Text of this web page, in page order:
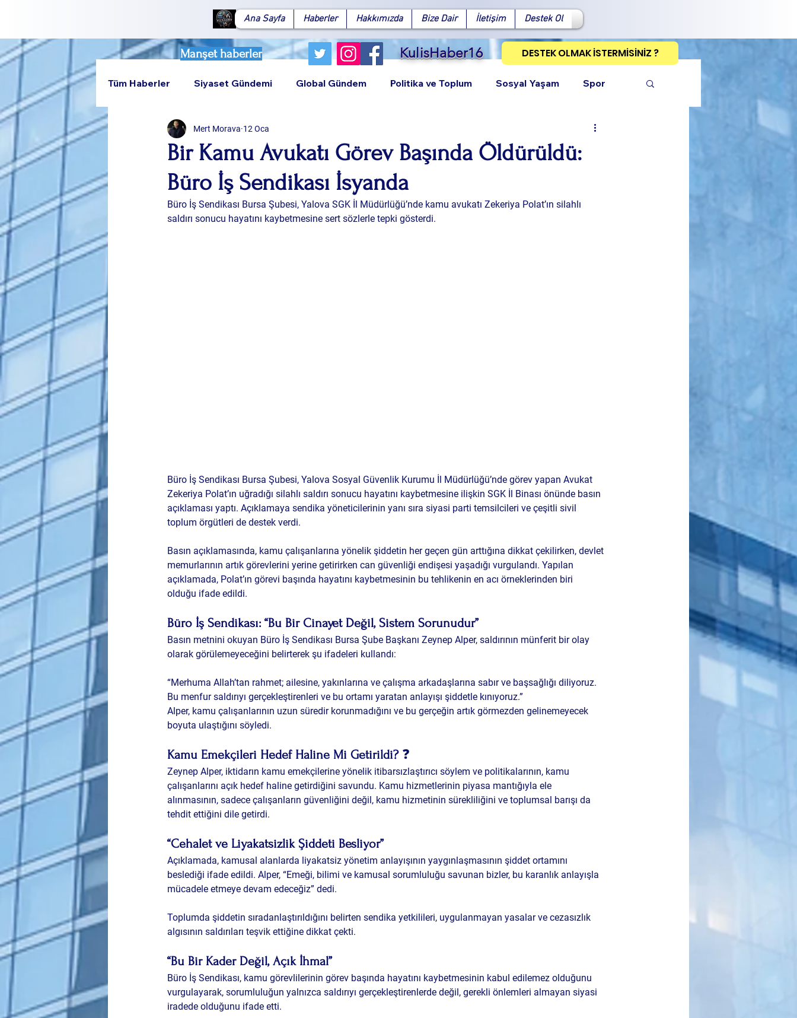
Ana Sayfa Haberler Hakkımızda Bize Dair İletişim Destek Ol
Manşet haberler KulisHaber16 DESTEK OLMAK İSTERMİSİNİZ ?
FacebookX (Twitter)
Tüm Haberler Siyaset Gündemi Global Gündem Politika ve Toplum Sosyal Yaşam Spor
Teknoloji Rumeli
Bir Kamu Avukatı Görev Başında Öldürüldü:
Büro İş Sendikası İsyanda
Mert Morava 12 Oca
Büro İş Sendikası Bursa Şubesi, Yalova SGK İl Müdürlüğü’nde kamu avukatı Zekeriya Polat’ın silahlı
saldırı sonucu hayatını kaybetmesine sert sözlerle tepki gösterdi.
Büro İş Sendikası Bursa Şubesi, Yalova Sosyal Güvenlik Kurumu İl Müdürlüğü’nde görev yapan Avukat
Zekeriya Polat’ın uğradığı silahlı saldırı sonucu hayatını kaybetmesine ilişkin SGK İl Binası önünde basın
açıklaması yaptı. Açıklamaya sendika yöneticilerinin yanı sıra siyasi parti temsilcileri ve çeşitli sivil
toplum örgütleri de destek verdi.
Basın açıklamasında, kamu çalışanlarına yönelik şiddetin her geçen gün arttığına dikkat çekilirken, devlet
memurlarının artık görevlerini yerine getirirken can güvenliği endişesi yaşadığı vurgulandı. Yapılan
açıklamada, Polat’ın görevi başında hayatını kaybetmesinin bu tehlikenin en acı örneklerinden biri
olduğu ifade edildi.
Büro İş Sendikası: “Bu Bir Cinayet Değil, Sistem Sorunudur”
Basın metnini okuyan Büro İş Sendikası Bursa Şube Başkanı Zeynep Alper, saldırının münferit bir olay
olarak görülemeyeceğini belirterek şu ifadeleri kullandı:
“Merhuma Allah’tan rahmet; ailesine, yakınlarına ve çalışma arkadaşlarına sabır ve başsağlığı diliyoruz.
Bu menfur saldırıyı gerçekleştirenleri ve bu ortamı yaratan anlayışı şiddetle kınıyoruz.”
Alper, kamu çalışanlarının uzun süredir korunmadığını ve bu gerçeğin artık görmezden gelinemeyecek
boyuta ulaştığını söyledi.
Kamu Emekçileri Hedef Haline Mi Getirildi? ❓
Zeynep Alper, iktidarın kamu emekçilerine yönelik itibarsızlaştırıcı söylem ve politikalarının, kamu
çalışanlarını açık hedef haline getirdiğini savundu. Kamu hizmetlerinin piyasa mantığıyla ele
alınmasının, sadece çalışanların güvenliğini değil, kamu hizmetinin sürekliliğini ve toplumsal barışı da
tehdit ettiğini dile getirdi.
“Cehalet ve Liyakatsizlik Şiddeti Besliyor”
Açıklamada, kamusal alanlarda liyakatsiz yönetim anlayışının yaygınlaşmasının şiddet ortamını
beslediği ifade edildi. Alper, “Emeği, bilimi ve kamusal sorumluluğu savunan bizler, bu karanlık anlayışla
mücadele etmeye devam edeceğiz” dedi.
Toplumda şiddetin sıradanlaştırıldığını belirten sendika yetkilileri, uygulanmayan yasalar ve cezasızlık
algısının saldırıları teşvik ettiğine dikkat çekti.
“Bu Bir Kader Değil, Açık İhmal”
Büro İş Sendikası, kamu görevlilerinin görev başında hayatını kaybetmesinin kabul edilemez olduğunu
vurgulayarak, sorumluluğun yalnızca saldırıyı gerçekleştirenlerde değil, gerekli önlemleri almayan siyasi
iradede olduğunu ifade etti.